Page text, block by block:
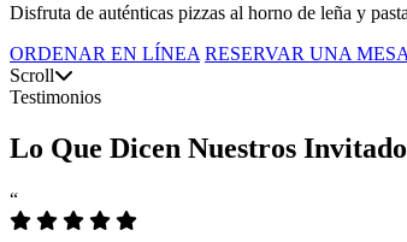
Disfruta de auténticas pizzas al horno de leña y
ORDENAR EN LÍNEA RESERVAR UNA MESA
Scroll
Testimonios
Lo Que Dicen Nuestros
“